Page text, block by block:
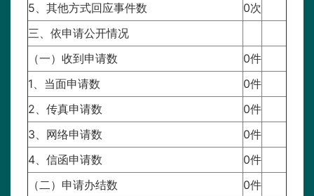
5、其他方式回应事件数
0次
三、依申请公开情况
（一）收到申请数
0件
1、当面申请数
0件
2、传真申请数
0件
3、网络申请数
0件
4、信函申请数
0件
（二）申请办结数
0件